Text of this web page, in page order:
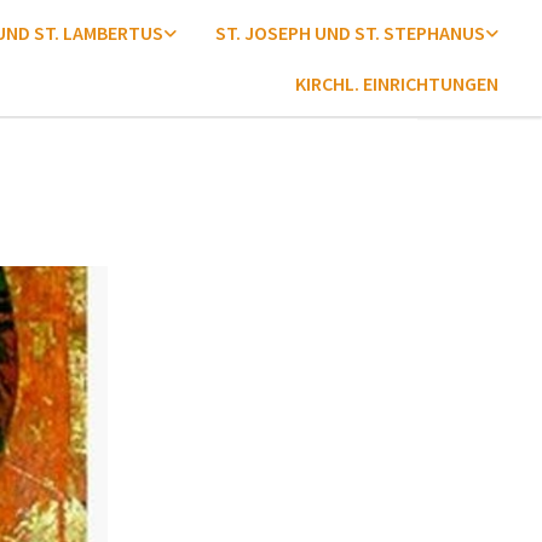
ST. LAMBERTUS ST. JOSEPH UND ST. STEPHANUS
KIRCHL. EINRICHTUNGEN